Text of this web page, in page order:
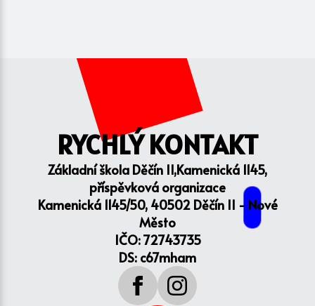
RYCHLÝ KONTAKT
Základní škola Děčín II,Kamenická 1145,
příspěvková organizace
Kamenická 1145/50, 40502 Děčín II - Nové
Město
IČO: 72743735
DS: c67mham